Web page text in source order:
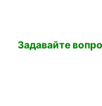
Задавайте